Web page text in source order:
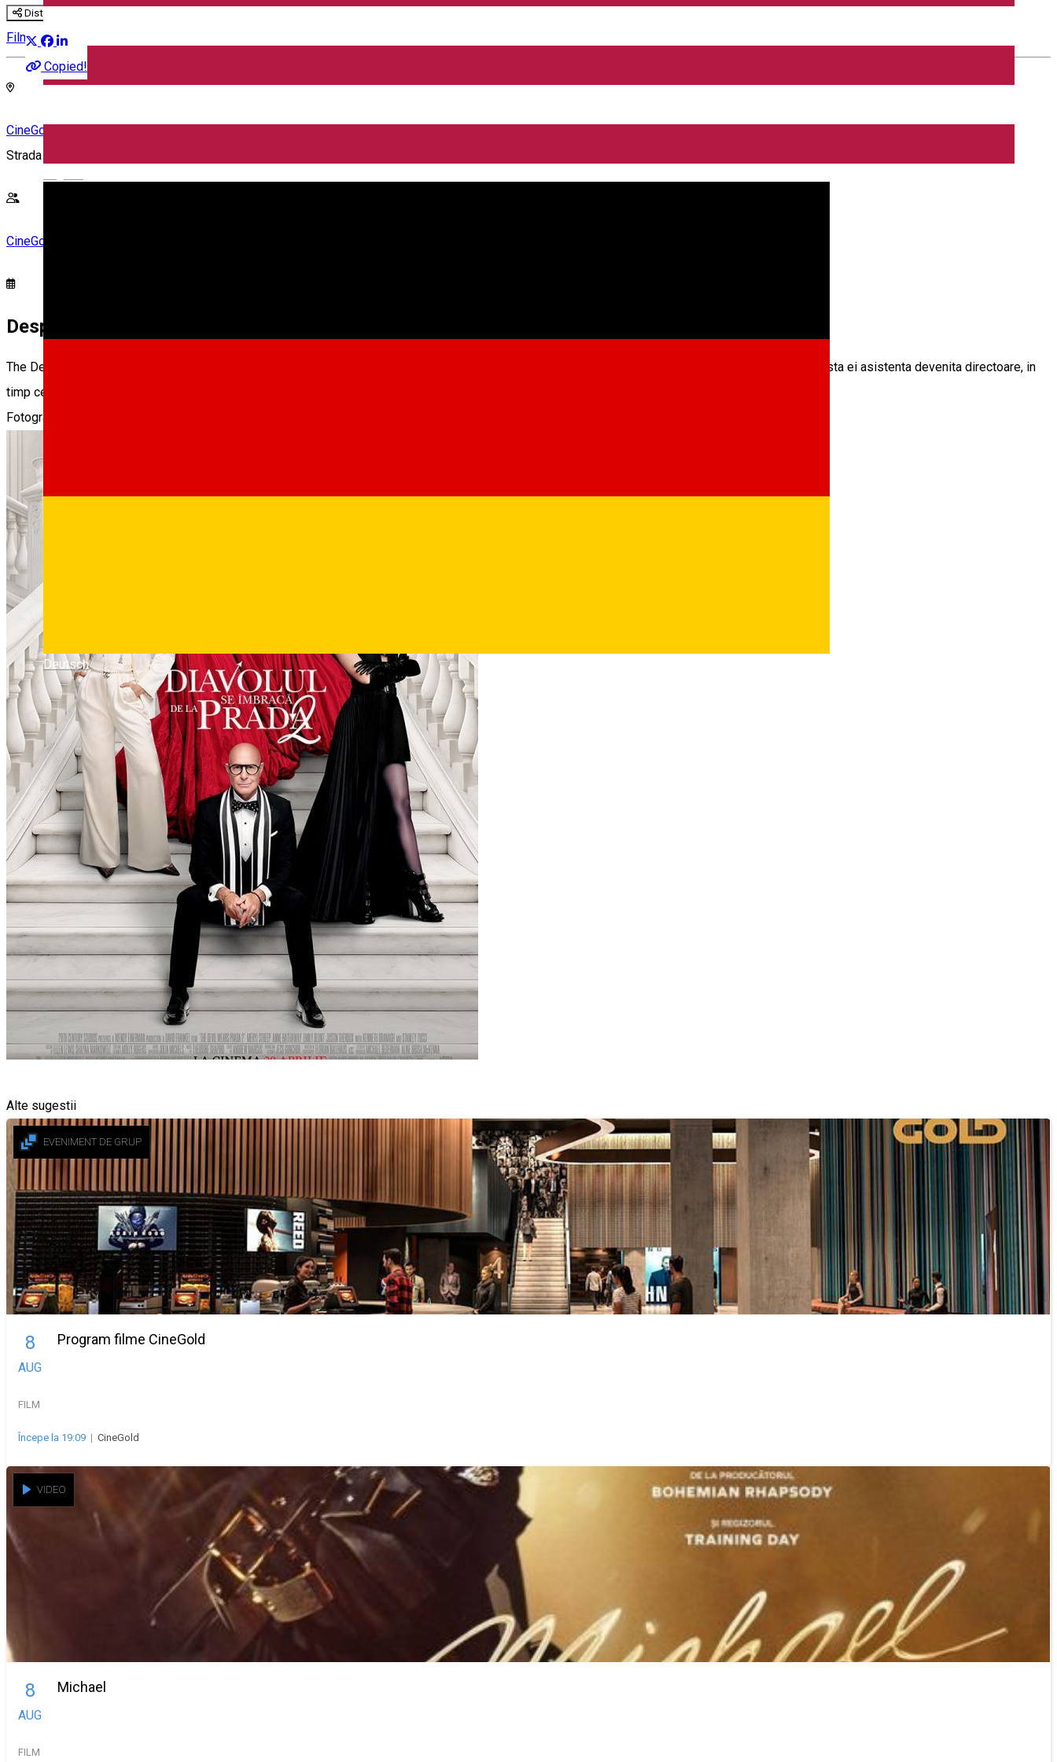
Deutsch
Distribuie
Copied!
Film
CineGold
Strada Lector, Sibiu, România
CineGold
Despre
The Devil Wears Prada 2 urmareste lupta Mirandei Priestly (Meryl Streep), care se apropie de pensionare, impotriva lui Emily Charlton (Emily Blunt), fosta ei asistenta devenita directoare, in
timp ce concureaza pentru veniturile din publicitate pe fondul declinului presei scrise.
Fotografii
Alte sugestii
EVENIMENT DE GRUP
8
AUG
Program filme CineGold
FILM
Începe la 19:09 | CineGold
VIDEO
8
AUG
Michael
FILM